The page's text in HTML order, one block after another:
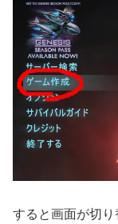
すると画面が切